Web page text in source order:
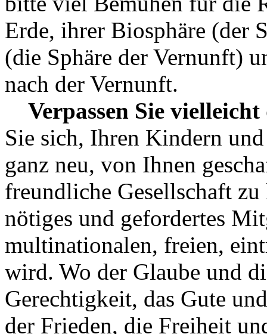
Erde, ihrer Biosphäre (der
(die Sphäre der Vernunft)
nach der Vernunft.
Verpassen Sie
Sie sich, Ihren Kindern
ganz neu, von Ihnen
freundliche Gesellschaft
nötiges und gefordertes
multinationalen, freien,
wird. Wo der Glaube und
Gerechtigkeit, das Gute
der Frieden, die Freiheit